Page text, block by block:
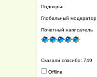
Подворья
Глобальный модератор
Почетный написатель
Сказали спасибо: 749
Offline